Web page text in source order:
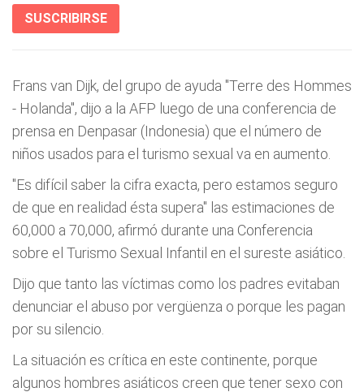
SUSCRIBIRSE
Frans van Dijk, del grupo de ayuda "Terre des Hommes
- Holanda", dijo a la AFP luego de una conferencia de
prensa en Denpasar (Indonesia) que el número de
niños usados para el turismo sexual va en aumento.
"Es difícil saber la cifra exacta, pero estamos seguro
de que en realidad ésta supera" las estimaciones de
60,000 a 70,000, afirmó durante una Conferencia
sobre el Turismo Sexual Infantil en el sureste asiático.
Dijo que tanto las víctimas como los padres evitaban
denunciar el abuso por vergüenza o porque les pagan
por su silencio.
La situación es crítica en este continente, porque
algunos hombres asiáticos creen que tener sexo con